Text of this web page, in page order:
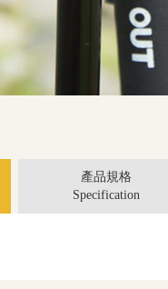
產品規格
Specification